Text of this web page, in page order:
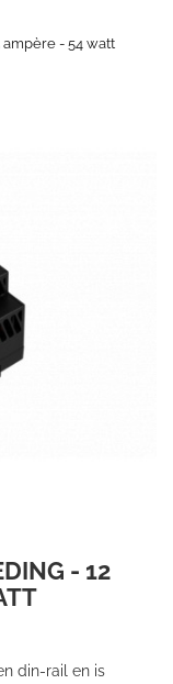
- 54 watt
- 12
din-rail en is